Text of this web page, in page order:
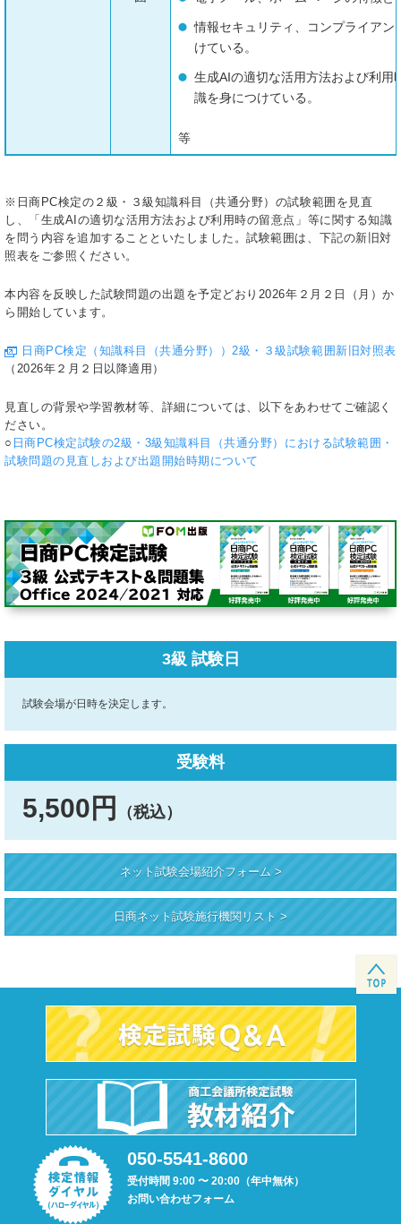
情報セキュリティ、コンプライア
けている。
生成AIの適切な活用方法および利用
識を身につけている。
等
※日商PC検定の２級・３級知識科目（共通分野）の試験範囲を見直
し、「生成AIの適切な活用方法および利用時の留意点」等に関する知識
を問う内容を追加することといたしました。試験範囲は、下記の新旧対
照表をご参照ください。
本内容を反映した試験問題の出題を予定どおり2026年２月２日（月）か
ら開始しています。
日商PC検定（知識科目（共通分野））2級・３級試験範囲新旧対照表
（2026年２月２日以降適用）
見直しの背景や学習教材等、詳細については、以下をあわせてご確認く
ださい。
○ 日商PC検定試験の2級・3級知識科目（共通分野）における試験範囲・
試験問題の見直しおよび出題開始時期について
3級 試験日
試験会場が日時を決定します。
受験料
5,500円 （税込）
ネット試験会場紹介フォーム >
日商ネット試験施行機関リスト >
050-5541-8600
受付時間 9:00 〜 20:00（年中無休）
お問い合わせフォーム